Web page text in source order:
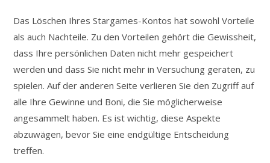
Das Löschen Ihres Stargames-Kontos hat sowohl Vorteile
als auch Nachteile. Zu den Vorteilen gehört die Gewissheit,
dass Ihre persönlichen Daten nicht mehr gespeichert
werden und dass Sie nicht mehr in Versuchung geraten, zu
spielen. Auf der anderen Seite verlieren Sie den Zugriff auf
alle Ihre Gewinne und Boni, die Sie möglicherweise
angesammelt haben. Es ist wichtig, diese Aspekte
abzuwägen, bevor Sie eine endgültige Entscheidung
treffen.